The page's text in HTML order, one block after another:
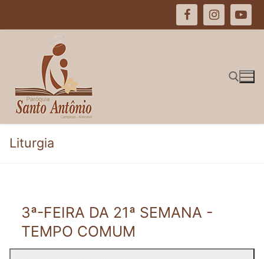
Pesquisar por:
Liturgia
3ª-FEIRA DA 21ª SEMANA -
TEMPO COMUM